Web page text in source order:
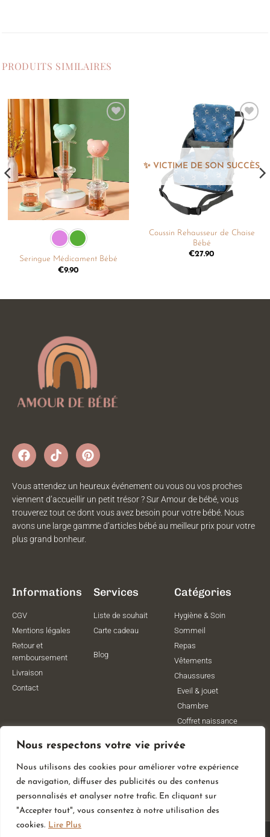
Nous respectons votre vie privée
Nous utilisons des cookies pour améliorer votre expérience
de navigation, diffuser des publicités ou des contenus
personnalisés et analyser notre trafic. En cliquant sur
"Accepter tout", vous consentez à notre utilisation des
cookies. Lire Plus
PRODUITS SIMILAIRES
liste de
souhaits
Seringue Médicament Bébé
€9.90
Ajouter
Coussin Rehausseur de Chaise
Bébé
€27.90
Vous attendez un heureux événement ou vous ou vos proches
viennent d’accueillir un petit trésor ? Sur Amour de bébé, vous
trouverez tout ce dont vous avez besoin pour votre bébé. Nous
avons une large gamme d’articles bébé au meilleur prix pour votre
plus grand bonheur.
Informations
CGV
Mentions légales
Retour et
remboursement
Livraison
Contact
Services
Liste de souhait
Carte cadeau
Blog
Catégories
Hygiène & Soin
Sommeil
Repas
Vêtements
Chaussures
Eveil & jouet
Chambre
Coffret naissance
Vêtements de
grossesse
Lithothérapie
Poussettes